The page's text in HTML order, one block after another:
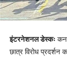
इंटरनेशनल डेस्कः
छात्र विरोध